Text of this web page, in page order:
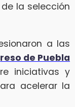
de la selección
a las
de Puebla
iniciativas y
acelerar la